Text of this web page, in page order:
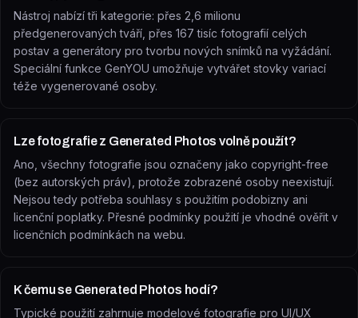
Nástroj nabízí tři kategorie: přes 2,6 milionu
předgenerovaných tváří, přes 167 tisíc fotografií celých
postav a generátory pro tvorbu nových snímků na vyžádání.
Speciální funkce GenYOU umožňuje vytvářet stovky variací
téže vygenerované osoby.
Lze fotografie z Generated Photos volně použít?
Ano, všechny fotografie jsou označeny jako copyright-free
(bez autorských práv), protože zobrazené osoby neexistují.
Nejsou tedy potřeba souhlasy s použitím podobizny ani
licenční poplatky. Přesné podmínky použití je vhodné ověřit v
licenčních podmínkách na webu.
K čemu se Generated Photos hodí?
Typické použití zahrnuje modelové fotografie pro UI/UX